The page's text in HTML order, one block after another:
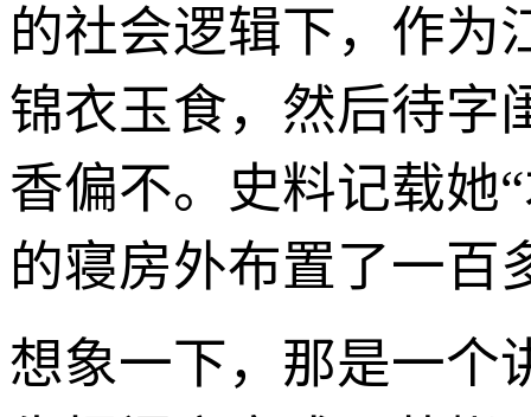
的社会逻辑下，作为
锦衣玉食，然后待字
香偏不。史料记载她
的寝房外布置了一百
想象一下，那是一个